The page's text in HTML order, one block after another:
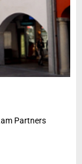
Partners